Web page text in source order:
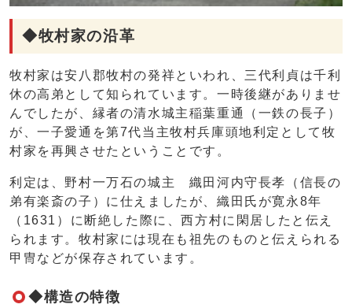
◆牧村家の沿革
牧村家は安八郡牧村の発祥といわれ、三代利貞は千利
休の高弟として知られています。一時後継がありませ
んでしたが、縁者の清水城主稲葉重通（一鉄の長子）
が、一子愛通を第7代当主牧村兵庫頭地利定として牧
村家を再興させたということです。
利定は、野村一万石の城主 織田河内守長孝（信長の
弟有楽斎の子）に仕えましたが、織田氏が寛永8年
（1631）に断絶した際に、西方村に閑居したと伝え
られます。牧村家には現在も祖先のものと伝えられる
甲冑などが保存されています。
◆構造の特徴